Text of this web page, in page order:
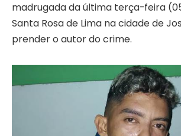
madrugada da última terça-feira
Santa Rosa de Lima na cidade de
prender o autor do crime.